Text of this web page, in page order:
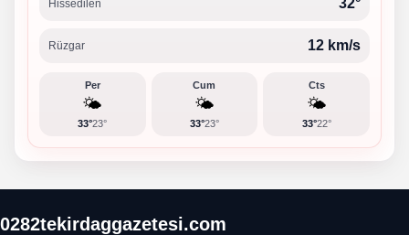
Hissedilen
Rüzgar 12 km/s
Per
🌤️
33°23°
Cum
🌤️
33°23°
Cts
🌤️
33°22°
0282tekirdaggazetesi.com